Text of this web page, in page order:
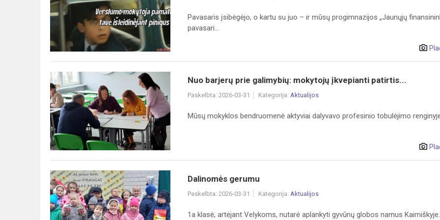
oji
–
Nacionalinė
raštingumo
diena!
Pavasaris įsibėgėjo, o kartu su juo – ir mūsų progimnazijos „Jaunųjų
pavasari...
Nuo
barjerų
prie
galimybių:
mokytojų
įkvepianti
patirtis...
Nuo barjerų prie galimybių: mokytojų įkvepianti patirtis...
Paskelbta: 2026-03-31 Kategorija: Aktualijos
Mūsų mokyklos bendruomenė aktyviai dalyvavo profesinio tobulėjimo
Dalinomės
gerumu
Dalinomės gerumu
Paskelbta: 2026-03-31 Kategorija: Aktualijos
1a klasė, artėjant Velykoms, nutarė aplankyti gyvūnų globos namus Kaimiškyje.